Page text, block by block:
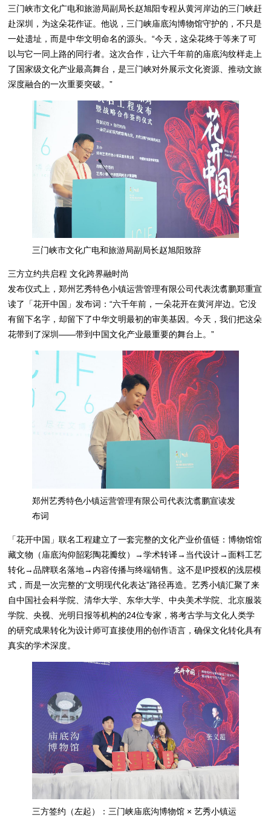
三门峡市文化广电和旅游局副局长赵旭阳专程从黄河岸边的三门峡赶
赴深圳，为这朵花作证。他说，三门峡庙底沟博物馆守护的，不只是
一处遗址，而是中华文明命名的源头。“今天，这朵花终于等来了可
以与它一同上路的同行者。这次合作，让六千年前的庙底沟纹样走上
了国家级文化产业最高舞台，是三门峡对外展示文化资源、推动文旅
深度融合的一次重要突破。”
三门峡市文化广电和旅游局副局长赵旭阳致辞
三方立约共启程 文化跨界融时尚
发布仪式上，郑州艺秀特色小镇运营管理有限公司代表沈翥鹏郑重宣
读了「花开中国」发布词：“六千年前，一朵花开在黄河岸边。它没
有留下名字，却留下了中华文明最初的审美基因。今天，我们把这朵
花带到了深圳——带到中国文化产业最重要的舞台上。”
郑州艺秀特色小镇运营管理有限公司代表沈翥鹏宣读发
布词
「花开中国」联名工程建立了一套完整的文化产业价值链：博物馆馆
藏文物（庙底沟仰韶彩陶花瓣纹）→学术转译→当代设计→面料工艺
转化→品牌联名落地→内容传播与终端销售。这不是IP授权的浅层模
式，而是一次完整的“文明现代化表达”路径再造。艺秀小镇汇聚了来
自中国社会科学院、清华大学、东华大学、中央美术学院、北京服装
学院、央视、光明日报等机构的24位专家，将考古学与文化人类学
的研究成果转化为设计师可直接使用的创作语言，确保文化转化具有
真实的学术深度。
三方签约（左起）：三门峡庙底沟博物馆 × 艺秀小镇运